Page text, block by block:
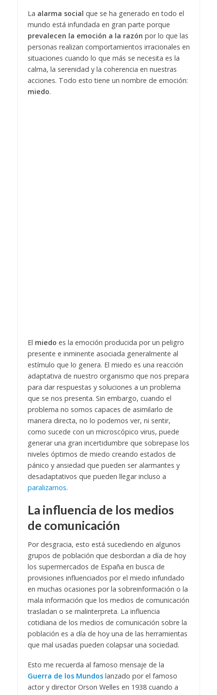
La alarma social que se ha generado en todo el
mundo está infundada en gran parte porque
prevalecen la emoción a la razón por lo que las
personas realizan comportamientos irracionales en
situaciones cuando lo que más se necesita es la
calma, la serenidad y la coherencia en nuestras
acciones. Todo esto tiene un nombre de emoción:
miedo.
El miedo es la emoción producida por un peligro
presente e inminente asociada generalmente al
estímulo que lo genera. El miedo es una reacción
adaptativa de nuestro organismo que nos prepara
para dar respuestas y soluciones a un problema
que se nos presenta. Sin embargo, cuando el
problema no somos capaces de asimilarlo de
manera directa, no lo podemos ver, ni sentir,
como sucede con un microscópico virus, puede
generar una gran incertidumbre que sobrepase los
niveles óptimos de miedo creando estados de
pánico y ansiedad que pueden ser alarmantes y
desadaptativos que pueden llegar incluso a
paralizarnos.
La influencia de los medios
de comunicación
Por desgracia, esto está sucediendo en algunos
grupos de población que desbordan a día de hoy
los supermercados de España en busca de
provisiones influenciados por el miedo infundado
en muchas ocasiones por la sobreinformación o la
mala información que los medios de comunicación
trasladan o se malinterpreta. La influencia
cotidiana de los medios de comunicación sobre la
población es a día de hoy una de las herramientas
que mal usadas pueden colapsar una sociedad.
Esto me recuerda al famoso mensaje de la
Guerra de los Mundoslanzado por el famoso
actor y director Orson Welles en 1938 cuando a